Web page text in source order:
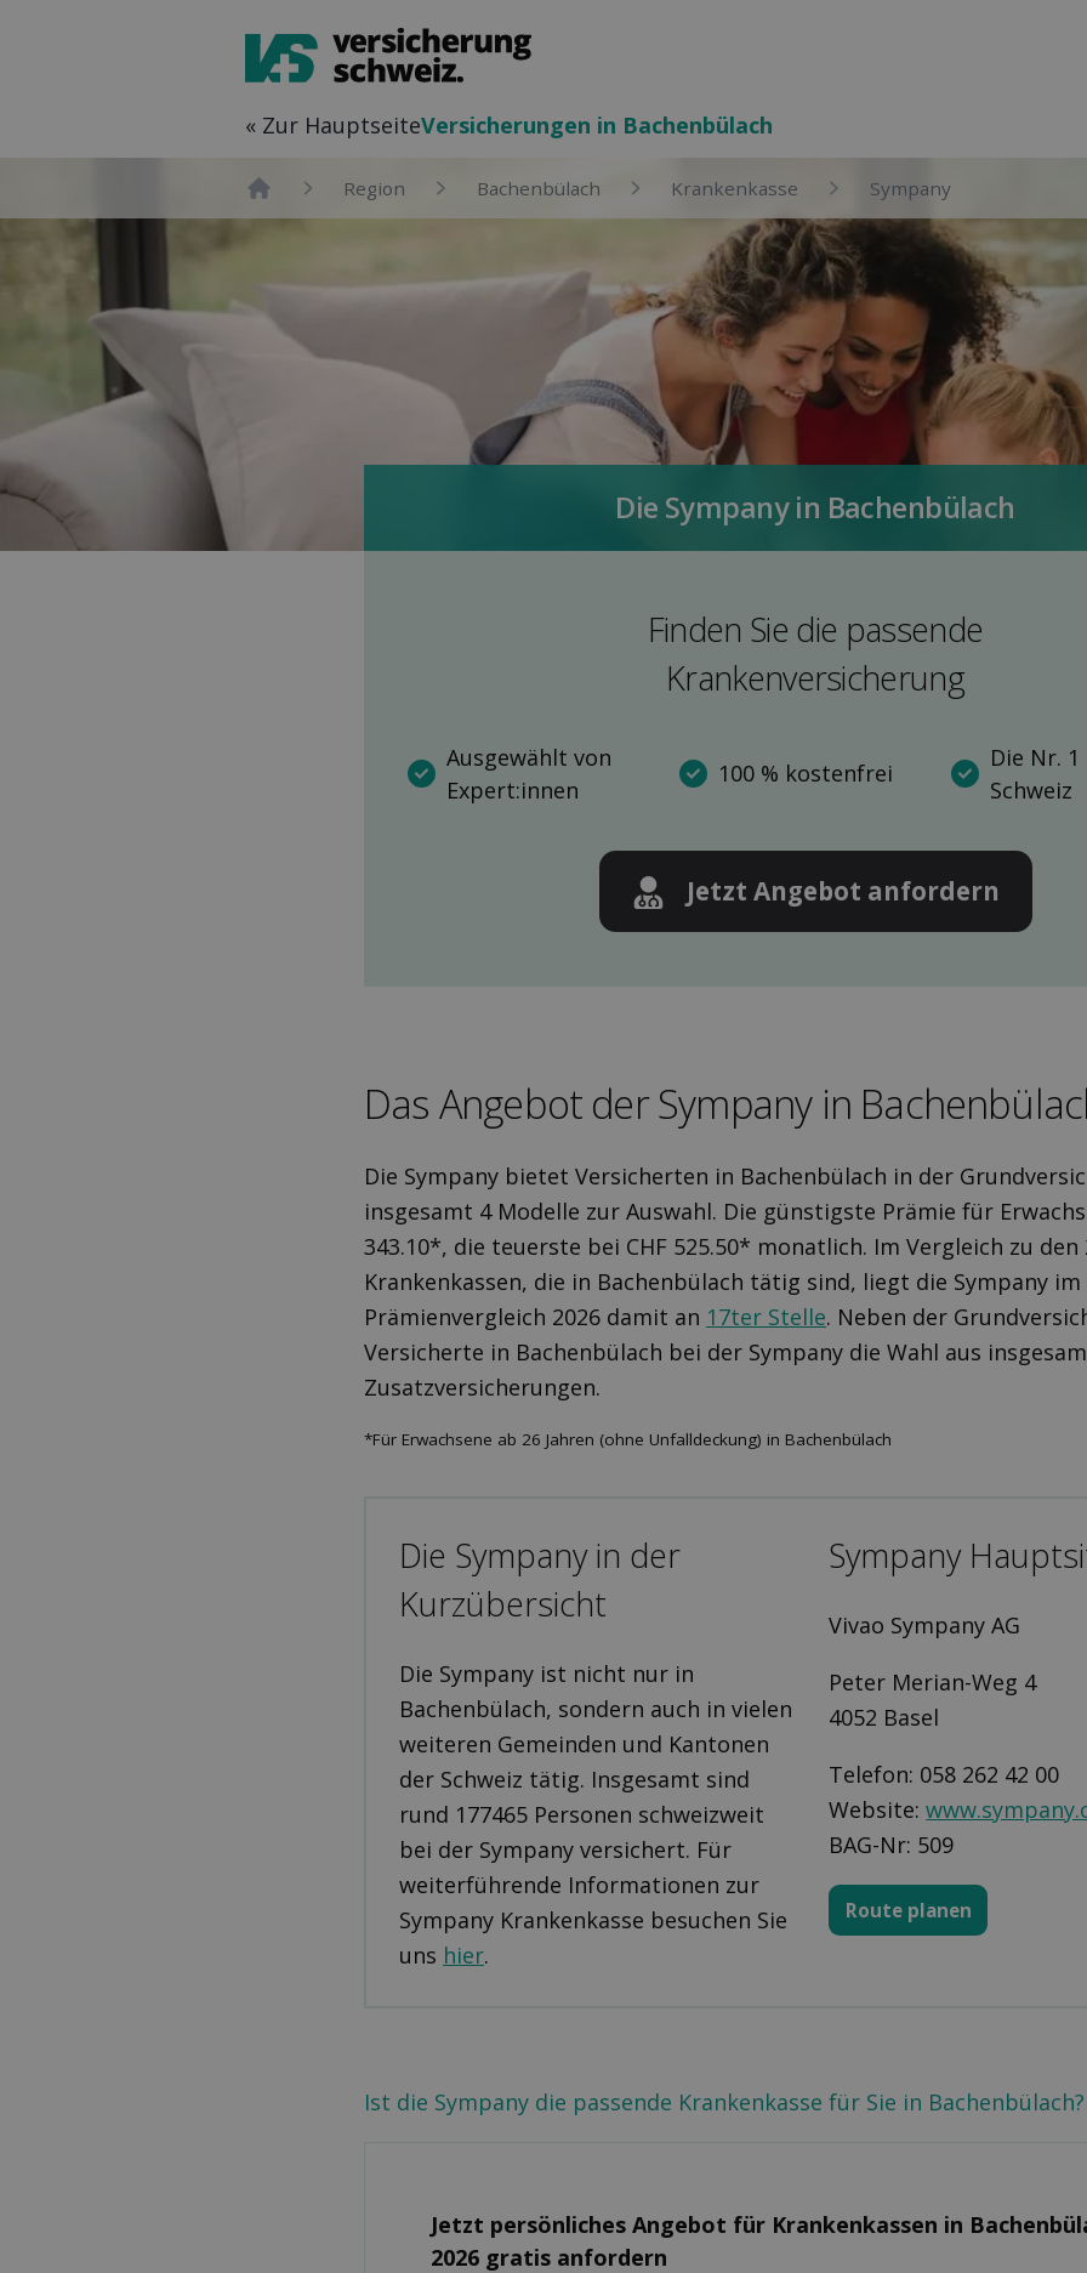
« Zur HauptseiteVersicher­ungen in Bachenbülach
Home
Region Bachenbülach Kranken­kasse Sympany
Die Sympany in Bachenbülach
Finden Sie die pas­sende
Kranken­versicherung
Ausgewählt von
Expert:innen
100 % kostenfrei
Die Nr.
Schweiz
Jetzt Angebot anfordern
Das Angebot der Sympany in
Die Sympany bietet Versicherten in Bachenbülach in der
insgesamt 4 Modelle zur Auswahl. Die günstigste Prämie für
343.10*, die teuerste bei CHF 525.50* monatlich. Im Vergleich zu den
Krankenkassen, die in Bachenbülach tätig sind, liegt die Sympany im
Prämienvergleich 2026 damit an 17ter Stelle. Neben der
Versicherte in Bachenbülach bei der Sympany die Wahl aus
Zusatzversicherungen.
*Für Erwachsene ab 26 Jahren (ohne Unfalldeckung) in Bachenbülach
Die Sympany in der
Kurzübersicht
Die Sympany ist nicht nur in
Bachenbülach, sondern auch in vielen
weiteren Gemeinden und Kantonen
der Schweiz tätig. Insgesamt sind
rund 177465 Personen schweizweit
bei der Sympany versichert. Für
weiterführende Informationen zur
Sympany Krankenkasse besuchen Sie
uns hier.
Sympany
Vivao Sympany AG
Peter Merian-Weg 4
4052 Basel
Telefon: 058 262 42 00
Website:
BAG-Nr: 509
Route planen
Ist die Sympany die passende Krankenkasse für Sie in Bachenbülach?
Jetzt persönliches Angebot für Kranken­kassen in
2026 gratis anfordern